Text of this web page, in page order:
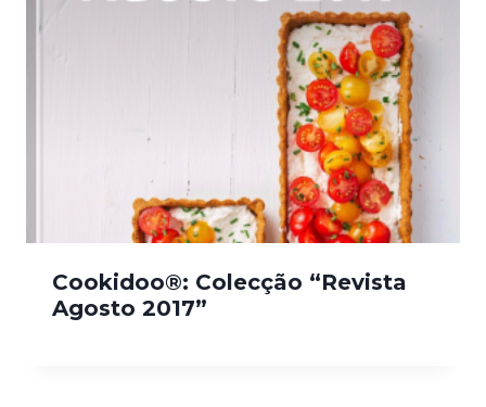
Cookidoo®: Colecção “Revista
Agosto 2017”